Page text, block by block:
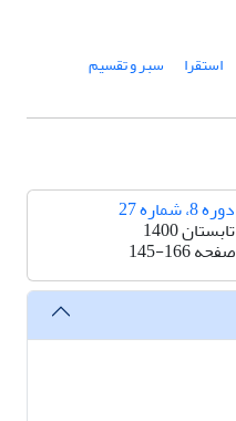
استقرا سبر و تقسیم
دوره 8، شماره 27
تابستان 1400
صفحه145-166